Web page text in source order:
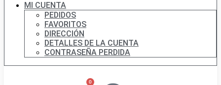
MI CUENTA
PEDIDOS
FAVORITOS
DIRECCIÓN
DETALLES DE LA CUENTA
CONTRASEÑA PERDIDA
0